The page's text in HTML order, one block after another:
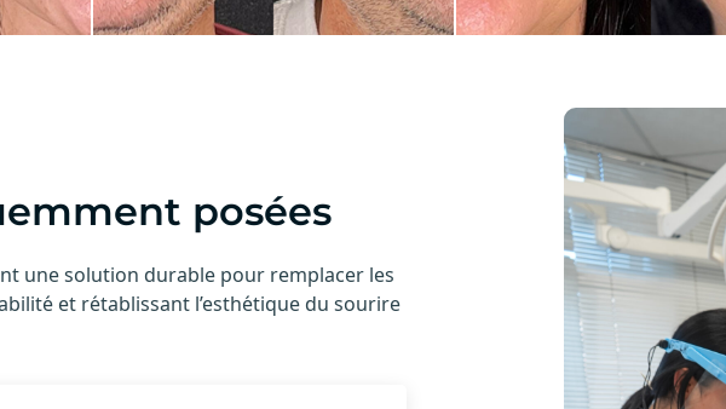
posées
une solution durable pour remplacer les
et rétablissant l’esthétique du sourire